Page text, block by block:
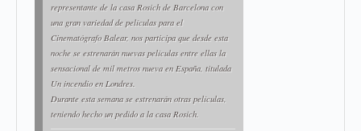
representante de la casa Rosich de Barcelona con
una gran variedad de películas para el
Cinematógrafo Balear, nos participa que desde esta
noche se estrenarán nuevas películas entre ellas la
sensacional de mil metros nueva en España, titulada
Un incendio en Londres.
Durante esta semana se estrenarán otras películas,
teniendo hecho un pedido a la casa Rosich.